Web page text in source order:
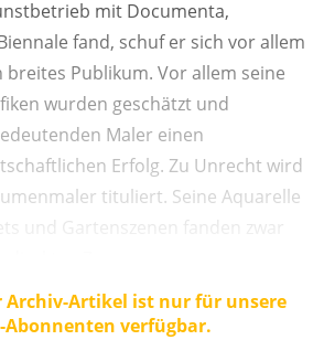
mit Documenta,
fand, schuf er sich vor allem
Publikum. Vor allem seine
wurden geschätzt und
Maler einen
Erfolg. Zu Unrecht wird
tituliert. Seine Aquarelle
und Gartenszenen fanden zwar
Archiv-Artikel ist nur für unsere
Abonnenten verfügbar.